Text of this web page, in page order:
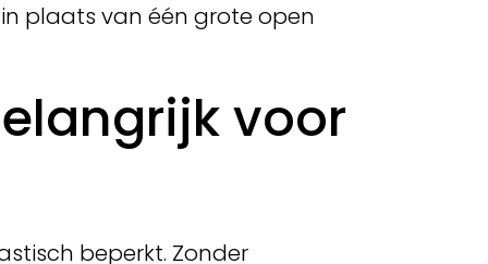
plaats van één grote open
voor
beperkt. Zonder